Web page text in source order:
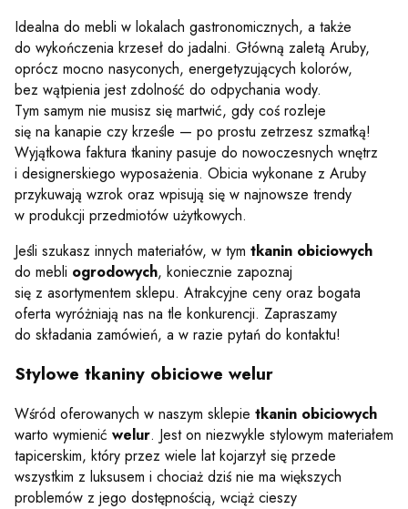
Idealna do mebli w lokalach gastronomicznych, a także
do wykończenia krzeseł do jadalni. Główną zaletą Aruby,
oprócz mocno nasyconych, energetyzujących kolorów,
bez wątpienia jest zdolność do odpychania wody.
Tym samym nie musisz się martwić, gdy coś rozleje
się na kanapie czy krześle — po prostu zetrzesz szmatką!
Wyjątkowa faktura tkaniny pasuje do nowoczesnych wnętrz
i designerskiego wyposażenia. Obicia wykonane z Aruby
przykuwają wzrok oraz wpisują się w najnowsze trendy
w produkcji przedmiotów użytkowych.
Jeśli szukasz innych materiałów, w tym tkanin obiciowych
do mebli ogrodowych, koniecznie zapoznaj
się z asortymentem sklepu. Atrakcyjne ceny oraz bogata
oferta wyróżniają nas na tle konkurencji. Zapraszamy
do składania zamówień, a w razie pytań do kontaktu!
Stylowe tkaniny obiciowe welur
Wśród oferowanych w naszym sklepie tkanin obiciowych
warto wymienić welur. Jest on niezwykle stylowym materiałem
tapicerskim, który przez wiele lat kojarzył się przede
wszystkim z luksusem i chociaż dziś nie ma większych
problemów z jego dostępnością, wciąż cieszy